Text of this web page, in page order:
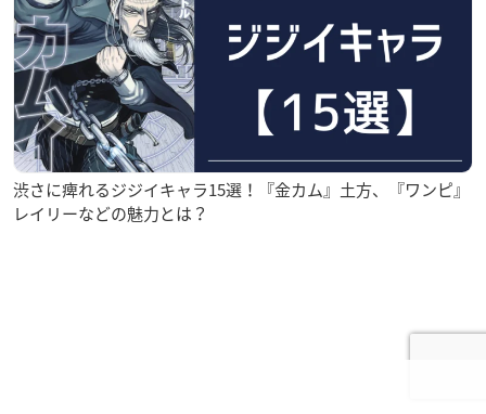
渋さに痺れるジジイキャラ15選！『金カム』土方、『ワンピ』
レイリーなどの魅力とは？